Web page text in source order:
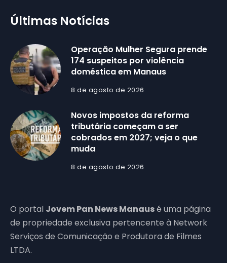
Últimas Notícias
Operação Mulher Segura prende
174 suspeitos por violência
doméstica em Manaus
8 de agosto de 2026
Novos impostos da reforma
tributária começam a ser
cobrados em 2027; veja o que
muda
8 de agosto de 2026
O portal Jovem Pan News Manausé uma página
de propriedade exclusiva pertencente à Network
Serviços de Comunicação e Produtora de Filmes
LTDA.